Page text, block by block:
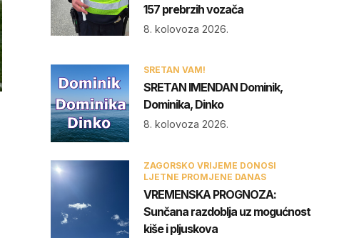
157 prebrzih vozača
8. kolovoza 2026.
SRETAN VAM!
SRETAN IMENDAN Dominik,
Dominika, Dinko
8. kolovoza 2026.
ZAGORSKO VRIJEME DONOSI
LJETNE PROMJENE DANAS
VREMENSKA PROGNOZA:
Sunčana razdoblja uz mogućnost
kiše i pljuskova